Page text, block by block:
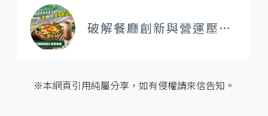
破解餐廳創新與營運壓力的南洋靈感| 餐飲風味趨勢
※本網頁引用純屬分享，如有侵權請來信告知。